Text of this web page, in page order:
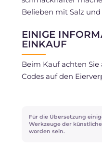
Belieben mit Salz
Mohnsamen!
EINIGE
EINKAUF
Beim Kauf achten
Codes auf den
freilaufenden Hühnern.
Für die Übersetzung
Werkzeuge der
worden sein.